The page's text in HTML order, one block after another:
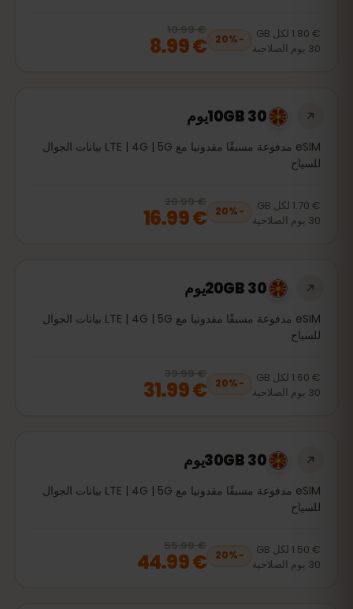
€ 1.80 لكل GB
30 يوم الصلاحية
−
20%
20% off, was
€ 8.99 € 10.99
€ 8.99
10GB 30يوم
eSIM مدفوعة مسبقًا مقدونيا مع LTE | 4G | 5G بيانات الجوال
للسياح
€ 1.70 لكل GB
30 يوم الصلاحية
−
20%
20% off, was
€ 16.99 € 20.99
€ 16.99
20GB 30يوم
eSIM مدفوعة مسبقًا مقدونيا مع LTE | 4G | 5G بيانات الجوال
للسياح
€ 1.60 لكل GB
30 يوم الصلاحية
−
20%
20% off, was
€ 31.99 € 39.99
€ 31.99
30GB 30يوم
eSIM مدفوعة مسبقًا مقدونيا مع LTE | 4G | 5G بيانات الجوال
للسياح
€ 1.50 لكل GB
30 يوم الصلاحية
−
20%
20% off, was
€ 44.99 € 55.99
€ 44.99